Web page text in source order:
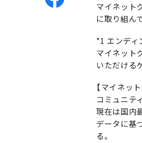
マイネット
に取り組ん
*1 エンディ
マイネット
いただける
【マイネッ
コミュニテ
現在は国内
データに基
る。